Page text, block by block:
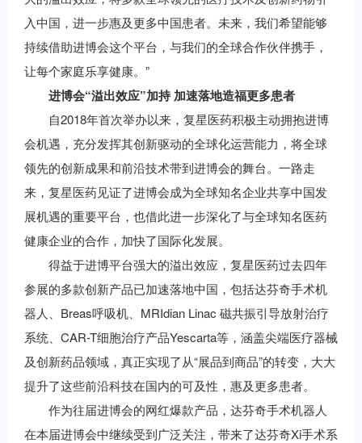
入中国，进一步惠及更多中国患者。未来，我们希望能够
持续借助进博会这个平台，与我们的全球合作伙伴携手，
让每个家庭乐享健康。”
进博会“溢出效应”加持 加速落地造福更多患者
自2018年首次举办以来，复星医药积极主动拥抱进博
会机遇，充分发挥其创新驱动的全球化运营能力，将全球
领先的创新成果和前沿技术带到进博会的舞台。一路走
来，复星医药见证了进博会成为全球知名企业共享中国发
展机遇的重要平台，也借此进一步深化了与全球知名医药
健康企业的合作，加快了国际化发展。
得益于进博平台强大的溢出效应，复星医药过去四年
参展的多款创新产品已加速落地中国，包括达芬奇手术机
器人、Breas呼吸机、MRIdian Linac 磁共振引导放射治疗
系统、CAR-T细胞治疗产品Yescarta等，涵盖尖端医疗器械
及创新药品领域，真正实现了从“展品到商品”的转变，大大
提升了这些前沿科技在国内的可及性，惠及更多患者。
作为往届进博会的网红爆款产品，达芬奇手术机器人
在本届进博会中继续受到广泛关注，带来了达芬奇Xi手术系